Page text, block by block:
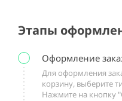
Этапы
Оформление
Для оформления
корзину, выберите
Нажмите на кнопку